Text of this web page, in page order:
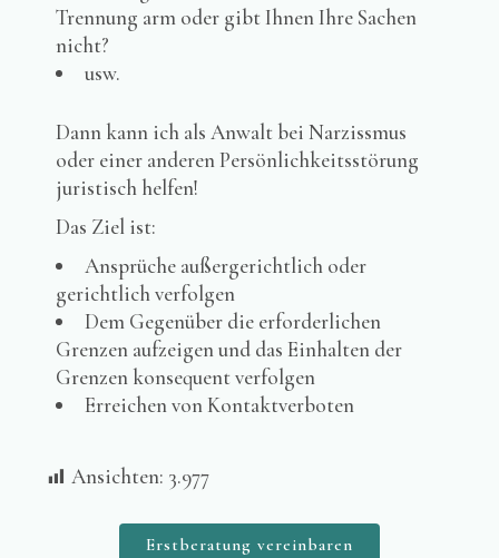
Trennung arm oder gibt Ihnen Ihre Sachen
nicht?
usw.
Dann kann ich als Anwalt bei Narzissmus
oder einer anderen Persönlichkeitsstörung
juristisch helfen!
Das Ziel ist:
Ansprüche außergerichtlich oder
gerichtlich verfolgen
Dem Gegenüber die erforderlichen
Grenzen aufzeigen und das Einhalten der
Grenzen konsequent verfolgen
Erreichen von Kontaktverboten
Ansichten: 3.977
Erstberatung vereinbaren